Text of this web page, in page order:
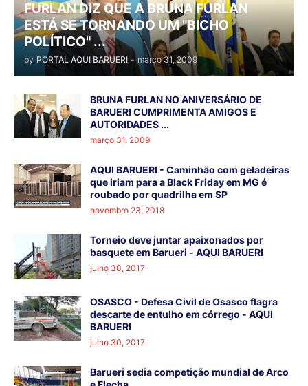
FURLAN DIZ QUE A BRUNA FURLAN
ESTÁ SE TORNANDO UM "BICHO
POLÍTICO" ...
by PORTAL AQUI BARUERI - março 31, 2009
BRUNA FURLAN NO ANIVERSÁRIO DE
BARUERI CUMPRIMENTA AMIGOS E
AUTORIDADES ...
março 31, 2009
AQUI BARUERI - Caminhão com geladeiras
que iriam para a Black Friday em MG é
roubado por quadrilha em SP
novembro 23, 2018
Torneio deve juntar apaixonados por
basquete em Barueri - AQUI BARUERI
julho 30, 2017
OSASCO - Defesa Civil de Osasco flagra
descarte de entulho em córrego - AQUI
BARUERI
julho 30, 2017
Barueri sedia competição mundial de Arco